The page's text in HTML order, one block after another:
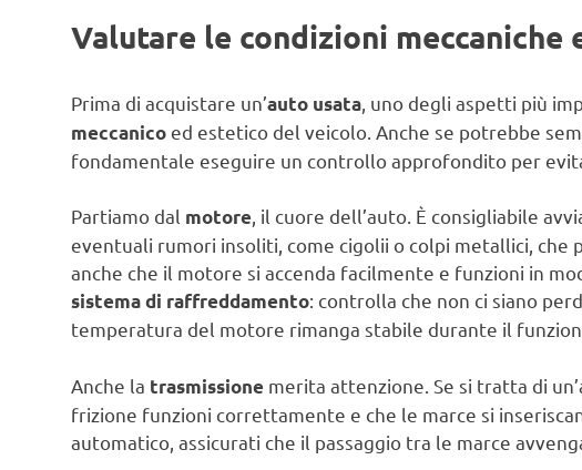
Valutare le condizioni meccaniche
Prima di acquistare un’auto usata , uno degli aspetti più
meccanico ed estetico del veicolo. Anche se potrebbe
fondamentale eseguire un controllo approfondito per
Partiamo dal motore, il cuore dell’auto. È consigliabile
eventuali rumori insoliti, come cigolii o colpi metallici, che
anche che il motore si accenda facilmente e funzioni in
sistema di raffreddamento: controlla che non ci siano
temperatura del motore rimanga stabile durante il
Anche la trasmissione merita attenzione. Se si tratta di
frizione funzioni correttamente e che le marce si
automatico, assicurati che il passaggio tra le marce